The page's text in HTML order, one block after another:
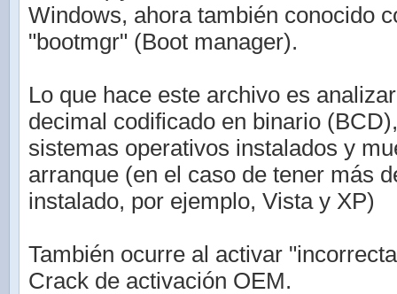
Windows, ahora también conocido
"bootmgr" (Boot manager).
Lo que hace este archivo es
decimal codificado en binario
sistemas operativos instalados y
arranque (en el caso de tener más
instalado, por ejemplo, Vista y XP)
También ocurre al activar
Crack de activación OEM.